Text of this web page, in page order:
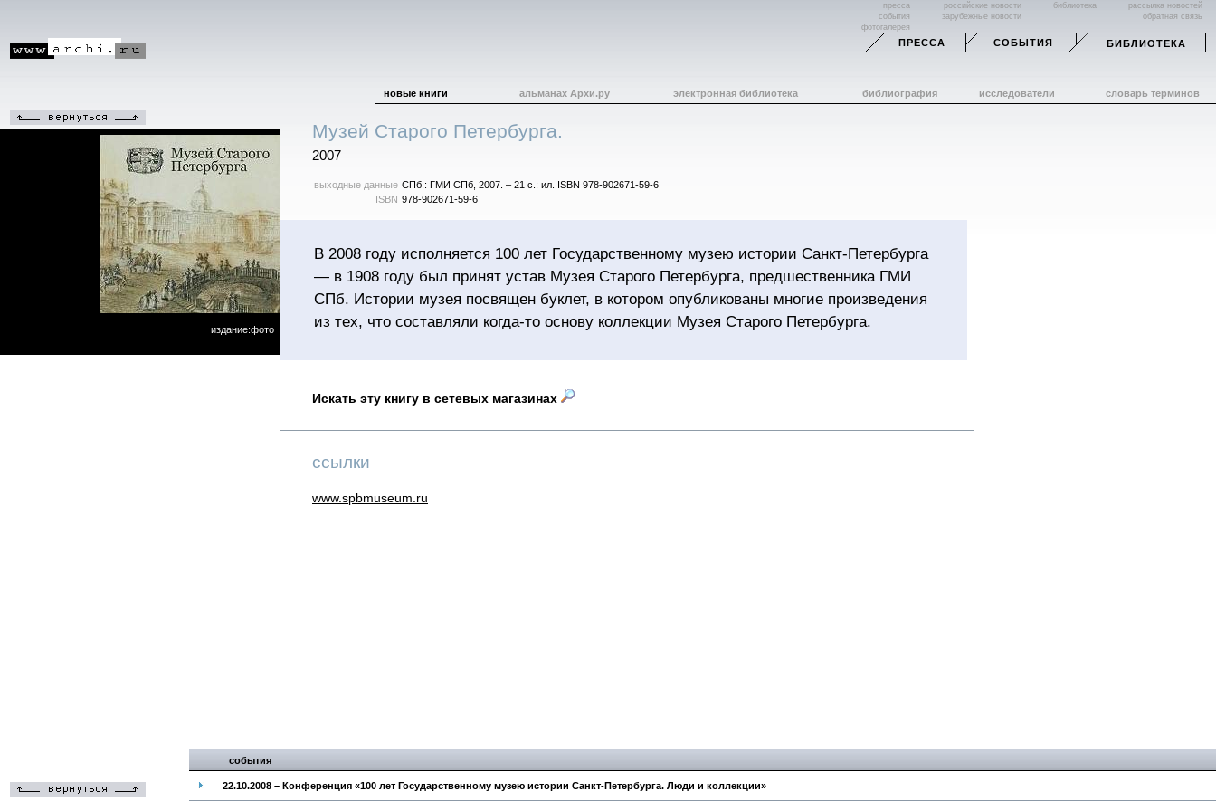
пресса
события
фотогалерея
российские новости
зарубежные новости
библиотека
рассылка новостей
обратная связь
ПРЕССА СОБЫТИЯ БИБЛИОТЕКА
новые книги альманах Архи.ру электронная библиотека библиография исследователи словарь терминов
издание:фото
Музей Старого Петербурга.
2007
выходные данные СПб.: ГМИ СПб, 2007. – 21 с.: ил. ISBN 978-902671-59-6
ISBN 978-902671-59-6
В 2008 году исполняется 100 лет Государственному музею истории Санкт-Петербурга
— в 1908 году был принят устав Музея Старого Петербурга, предшественника ГМИ
СПб. Истории музея посвящен буклет, в котором опубликованы многие произведения
из тех, что составляли когда-то основу коллекции Музея Старого Петербурга.
Искать эту книгу в сетевых магазинах
ссылки
www.spbmuseum.ru
события
22.10.2008 – Конференция «100 лет Государственному музею истории Санкт-Петербурга. Люди и коллекции»